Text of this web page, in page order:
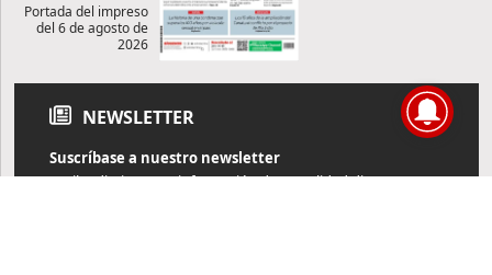
Portada del impreso
del 6 de agosto de
2026
NEWSLETTER
Suscríbase a nuestro newsletter
Reciba diariamente información de actualidad directamente en